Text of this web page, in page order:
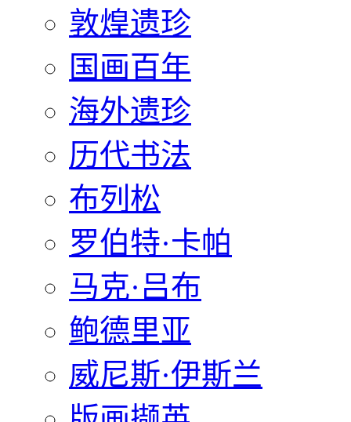
敦煌遗珍
国画百年
海外遗珍
历代书法
布列松
罗伯特·卡帕
马克·吕布
鲍德里亚
威尼斯·伊斯兰